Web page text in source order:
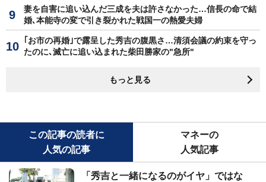
妻を自害に追い込んだ三成を夫は許さなかった…信長の命で結
婚､本能寺の変で引き裂かれた戦国一の熱愛夫婦
｢お市の再婚｣で露呈した秀吉の腹黒さ…清須会議の約束を守っ
たのに､滅亡に追い込まれた柴田勝家の"急所"
もっと見る
この記事の読者に
人気の記事
マネーの
人気記事
「秀吉と一緒になるのがイヤ」ではな